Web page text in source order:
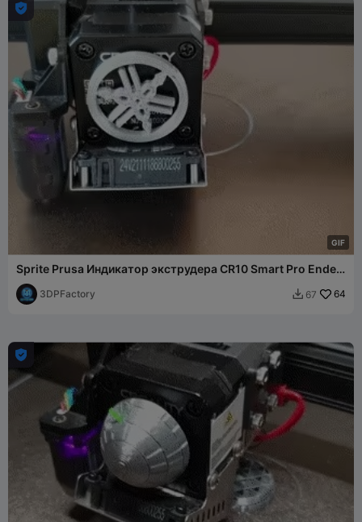
GIF

Sprite Prusa Индикатор экструдера CR10 Smart Pro Ender
3 S1
3DPFactory  67 64
